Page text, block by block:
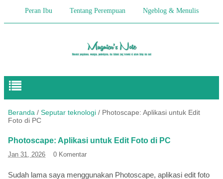
Peran Ibu Tentang Perempuan Ngeblog & Menulis
Pendidikan Anak
Beranda / Seputar teknologi / Photoscape: Aplikasi untuk Edit
Foto di PC
Photoscape: Aplikasi untuk Edit Foto di PC
Jan 31, 2026 0 Komentar
Sudah lama saya menggunakan Photoscape, aplikasi edit foto